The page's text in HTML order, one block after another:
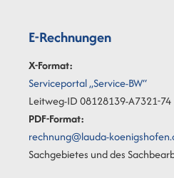
E-Rechnungen
X-Format:
Serviceportal „Service-BW“
Leitweg-ID 08128139-A7321-74
PDF-Format:
rechnung@lauda-
Sachgebietes und des